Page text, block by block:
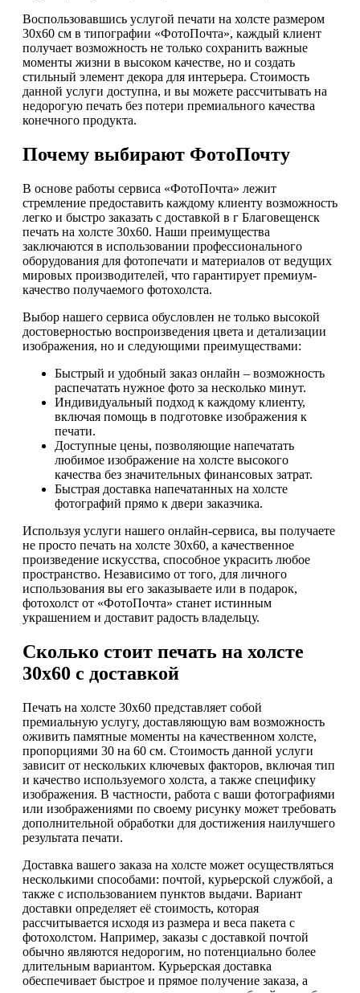
Воспользовавшись услугой печати на холсте размером
30х60 см в типографии «ФотоПочта», каждый клиент
получает возможность не только сохранить важные
моменты жизни в высоком качестве, но и создать
стильный элемент декора для интерьера. Стоимость
данной услуги доступна, и вы можете рассчитывать на
недорогую печать без потери премиального качества
конечного продукта.
Почему выбирают ФотоПочту
В основе работы сервиса «ФотоПочта» лежит
стремление предоставить каждому клиенту возможность
легко и быстро заказать с доставкой в г Благовещенск
печать на холсте 30х60. Наши преимущества
заключаются в использовании профессионального
оборудования для фотопечати и материалов от ведущих
мировых производителей, что гарантирует премиум-
качество получаемого фотохолста.
Выбор нашего сервиса обусловлен не только высокой
достоверностью воспроизведения цвета и детализации
изображения, но и следующими преимуществами:
Быстрый и удобный заказ онлайн – возможность
распечатать нужное фото за несколько минут.
Индивидуальный подход к каждому клиенту,
включая помощь в подготовке изображения к
печати.
Доступные цены, позволяющие напечатать
любимое изображение на холсте высокого
качества без значительных финансовых затрат.
Быстрая доставка напечатанных на холсте
фотографий прямо к двери заказчика.
Используя услуги нашего онлайн-сервиса, вы получаете
не просто печать на холсте 30х60, а качественное
произведение искусства, способное украсить любое
пространство. Независимо от того, для личного
использования вы его заказываете или в подарок,
фотохолст от «ФотоПочта» станет истинным
украшением и доставит радость владельцу.
Сколько стоит печать на холсте
30х60 с доставкой
Печать на холсте 30х60 представляет собой
премиальную услугу, доставляющую вам возможность
оживить памятные моменты на качественном холсте,
пропорциями 30 на 60 см. Стоимость данной услуги
зависит от нескольких ключевых факторов, включая тип
и качество используемого холста, а также специфику
изображения. В частности, работа с ваши фотографиями
или изображениями по своему рисунку может требовать
дополнительной обработки для достижения наилучшего
результата печати.
Доставка вашего заказа на холсте может осуществляться
несколькими способами: почтой, курьерской службой, а
также с использованием пунктов выдачи. Вариант
доставки определяет её стоимость, которая
рассчитывается исходя из размера и веса пакета с
фотохолстом. Например, заказы с доставкой почтой
обычно являются недорогим, но потенциально более
длительным вариантом. Курьерская доставка
обеспечивает быстрое и прямое получение заказа, а